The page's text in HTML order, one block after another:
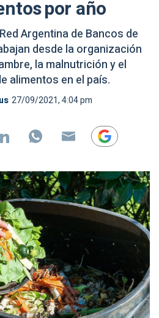
por año
Argentina de Bancos de
desde la organización
la malnutrición y el
alimentos en el país.
27/09/2021, 4:04 pm